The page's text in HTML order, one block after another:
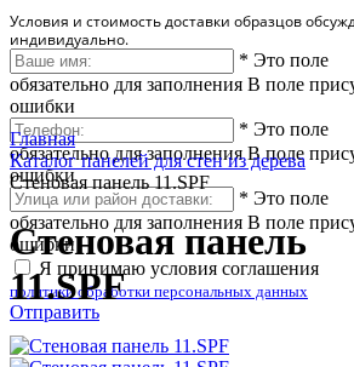
Условия и стоимость доставки образцов
индивидуально.
* Это поле
обязательно для заполнения В поле
ошибки
* Это поле
обязательно для заполнения В поле
ошибки
* Это поле
обязательно для заполнения В поле
ошибки
Я принимаю условия соглашения
политики обработки персональных данных
Отправить
Главная
Каталог панелей для стен из дерева
Стеновая панель 11.SPF
Стеновая панель
11.SPF